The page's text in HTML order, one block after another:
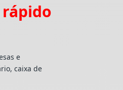
e
caixa de